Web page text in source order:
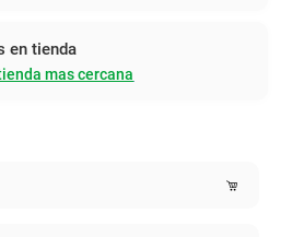
en tienda
mas cercana